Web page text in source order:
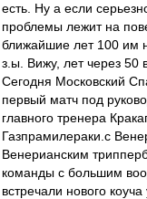
есть. Ну а если
проблемы лежит на
ближайшие лет 100 им
з.ы. Вижу, лет через 50
Сегодня Московский
первый матч под
главного тренера
Газпрамилераки.с
Венерианским
команды с большим
встречали нового